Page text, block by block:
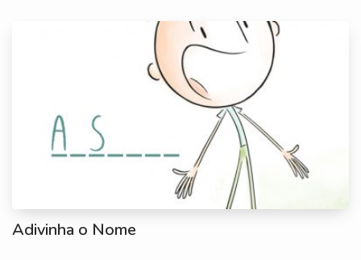
Adivinha o Nome